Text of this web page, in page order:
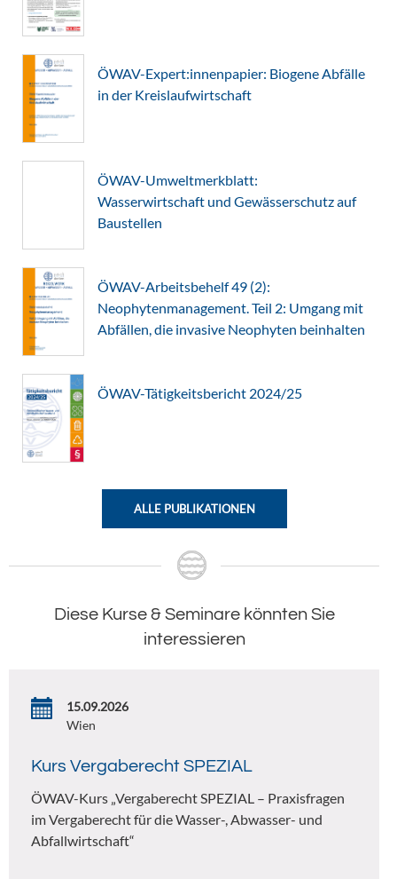
ÖWAV-Expert:innenpapier: Biogene Abfälle
in der Kreislaufwirtschaft
ÖWAV-Umweltmerkblatt:
Wasserwirtschaft und Gewässerschutz auf
Baustellen
ÖWAV-Arbeitsbehelf 49 (2):
Neophytenmanagement. Teil 2: Umgang mit
Abfällen, die invasive Neophyten beinhalten
ÖWAV-Tätigkeitsbericht 2024/25
ALLE PUBLIKATIONEN
Diese Kurse & Seminare könnten Sie
interessieren
15.09.2026
Wien
Kurs Vergaberecht SPEZIAL
ÖWAV-Kurs „Vergaberecht SPEZIAL – Praxisfragen
im Vergaberecht für die Wasser-, Abwasser- und
Abfallwirtschaft“